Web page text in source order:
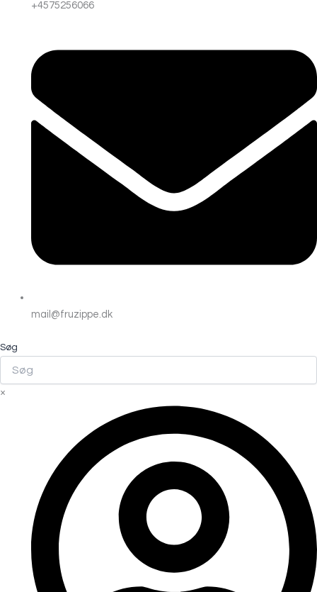
+4575256066
mail@fruzippe.dk
Søg
×